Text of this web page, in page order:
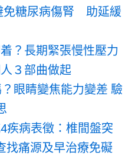
免糖尿病傷腎 助延緩
？長期緊張慢性壓力
３部曲做起
眼睛變焦能力變差 驗
疾病表徵：椎間盤突
找痛源及早治療免礙